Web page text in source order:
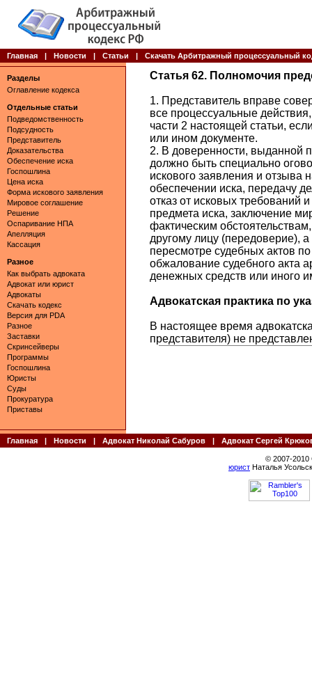
Главная | Новости | Статьи | Скачать Арбитражный процессуальный
Разделы
Оглавление кодекса
Отдельные статьи
Подведомственность
Подсудность
Представитель
Доказательства
Обеспечение иска
Госпошлина
Цена иска
Форма искового заявления
Мировое соглашение
Решение
Оспаривание НПА
Апелляция
Кассация
Разное
Как выбрать адвоката
Адвокат или юрист
Адвокаты
Скачать кодекс
Версия для PDA
Разное
Заставки
Скринсейверы
Программы
Госпошлина
Юристы
Суды
Прокуратура
Приставы
Статья 62. Полномочия
1. Представитель вправе
все процессуальные
части 2 настоящей статьи,
или ином документе.
2. В доверенности, выданной
должно быть специально
искового заявления и отзыва
обеспечении иска, передачу
отказ от исковых требований
предмета иска, заключение
фактическим
другому лицу (передоверие),
пересмотре судебных актов
обжалование судебного акта
денежных средств или иного
Адвокатская практика по
В настоящее время
представителя) не
Главная | Новости | Адвокат Николай Сабуров | Адвокат Сергей
© 2007-
юрист Наталья